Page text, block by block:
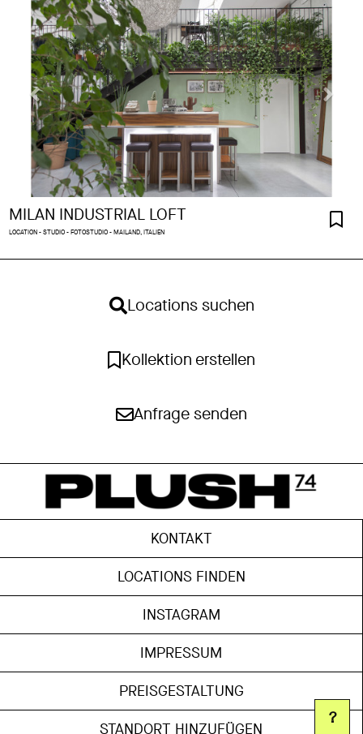
MILAN INDUSTRIAL LOFT
LOCATION - STUDIO - FOTOSTUDIO - MAILAND, ITALIEN
Locations suchen
Kollektion erstellen
Anfrage senden
?
KONTAKT
LOCATIONS FINDEN
INSTAGRAM
IMPRESSUM
PREISGESTALTUNG
STANDORT HINZUFÜGEN